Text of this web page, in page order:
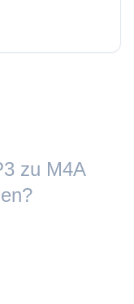
zu ⁦M4A⁩